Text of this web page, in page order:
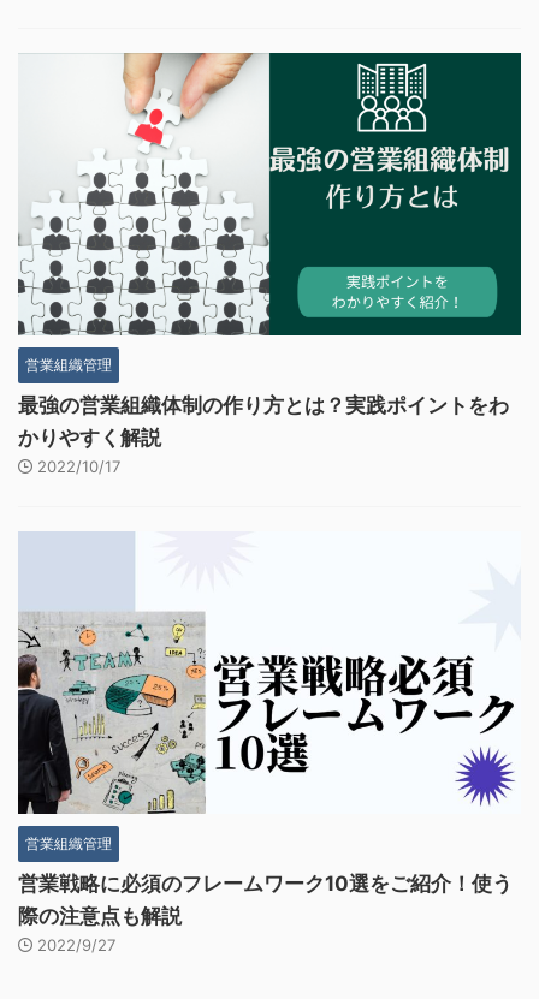
営業組織管理
最強の営業組織体制の作り方とは？実践ポイントをわ
かりやすく解説
2022/10/17
営業組織管理
営業戦略に必須のフレームワーク10選をご紹介！使う
際の注意点も解説
2022/9/27